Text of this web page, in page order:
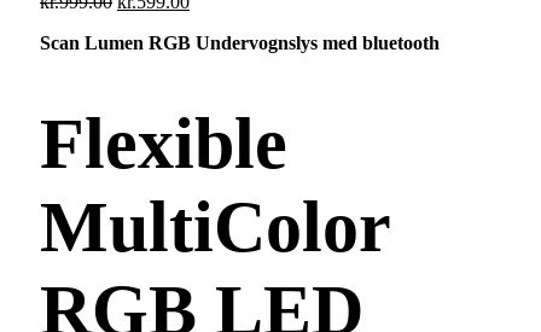
pris
pris
Scan Lumen RGB Undervognslys med bluetooth
Flexible
MultiColor
RGB LED